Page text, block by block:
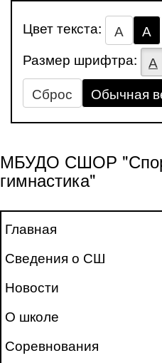
Цвет текста: А
А
Размер шрифтра:
А
Сброс
Обычная
МБУДО СШОР
гимнастика"
Главная
Сведения о СШ
Новости
О школе
Соревнования